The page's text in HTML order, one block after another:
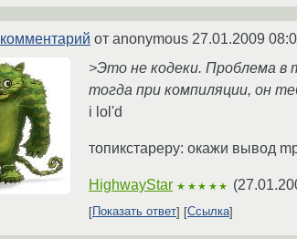
комментарий от anonymous 27.01.2009
>Это не кодеки. Проблема в
тогда при компиляции, он
i lol'd
топикстареру: окажи вывод
HighwayStar ★★★★★ (
Показать ответ Ссылка